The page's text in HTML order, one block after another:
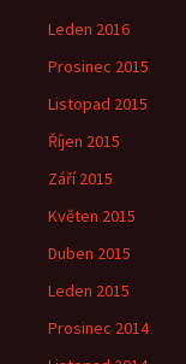
Leden 2016
Prosinec 2015
Listopad 2015
Říjen 2015
Září 2015
Květen 2015
Duben 2015
Leden 2015
Prosinec 2014